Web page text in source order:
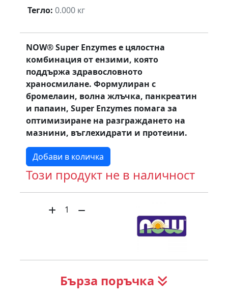
Тегло: 0.000 кг
NOW® Super Enzymes е цялостна
комбинация от ензими, която
поддържа здравословното
храносмилане. Формулиран с
бромелаин, волна жлъчка, панкреатин
и папаин, Super Enzymes помага за
оптимизиране на разграждането на
мазнини, въглехидрати и протеини.
Добави в количка
Този продукт не в наличност
1
Бърза поръчка